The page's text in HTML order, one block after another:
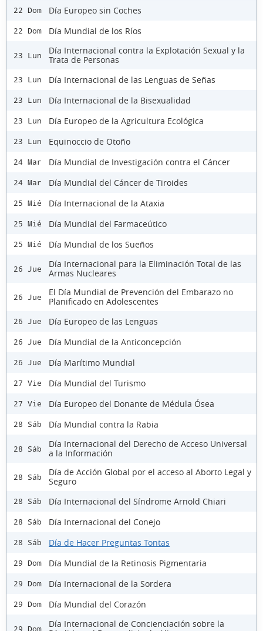
22 Dom Día Europeo sin Coches
22 Dom Día Mundial de los Ríos
23 Lun
Día Internacional contra la Explotación Sexual y la
Trata de Personas
23 Lun Día Internacional de las Lenguas de Señas
23 Lun Día Internacional de la Bisexualidad
23 Lun Día Europeo de la Agricultura Ecológica
23 Lun Equinoccio de Otoño
24 Mar Día Mundial de Investigación contra el Cáncer
24 Mar Día Mundial del Cáncer de Tiroides
25 Mié Día Internacional de la Ataxia
25 Mié Día Mundial del Farmaceútico
25 Mié Día Mundial de los Sueños
26 Jue
Día Internacional para la Eliminación Total de las
Armas Nucleares
26 Jue
El Día Mundial de Prevención del Embarazo no
Planificado en Adolescentes
26 Jue Día Europeo de las Lenguas
26 Jue Día Mundial de la Anticoncepción
26 Jue Día Marítimo Mundial
27 Vie Día Mundial del Turismo
27 Vie Día Europeo del Donante de Médula Ósea
28 Sáb Día Mundial contra la Rabia
28 Sáb
Día Internacional del Derecho de Acceso Universal
a la Información
28 Sáb
Día de Acción Global por el acceso al Aborto Legal y
Seguro
28 Sáb Día Internacional del Síndrome Arnold Chiari
28 Sáb Día Internacional del Conejo
28 Sáb Día de Hacer Preguntas Tontas
29 Dom Día Mundial de la Retinosis Pigmentaria
29 Dom Día Internacional de la Sordera
29 Dom Día Mundial del Corazón
29 Dom
Día Internacional de Concienciación sobre la